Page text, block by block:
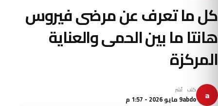
كل ما تعرف عن مرضى فيروس
هانتا ما بين الحمى والعناية
المركزة
a كتب
abdo
نُشر
9 مايو 2026 - 1:57 م